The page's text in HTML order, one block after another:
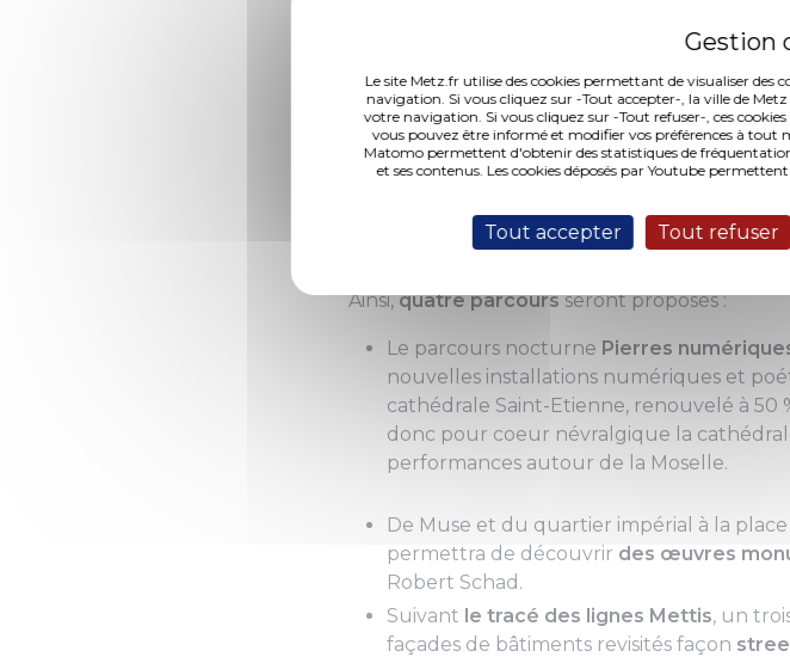
Le site Metz.fr utilise des cookies permettant de visualiser
navigation. Si vous cliquez sur -Tout accepter-, la ville de
votre navigation. Si vous cliquez sur -Tout refuser-, ces
vous pouvez être informé et modifier vos préférences à tout
Matomo permettent d'obtenir des statistiques de
et ses contenus. Les cookies déposés par Youtube
Tout accepter Tout refuser
festive et populaire,
première encourageante, donc : c'est
renouvelé et enrichi en 2018, du 28 juin au
Sans tout dévoiler bien sûr d'une
nouveaux lieux à investir et à imaginer ; de
Croix aux Iles et à la Comédie ; de nouveaux
Ainsi,quatre parcoursseront proposés :
Le parcours nocturne Pierres
nouvelles installations numériques et
cathédrale Saint-Etienne, renouvelé à 50
donc pour coeur névralgique la
performances autour de la Moselle.
De Muse et du quartier impérial à la
permettra de découvrir des œuvres
Robert Schad.
Suivant le tracé des lignes Mettis, un
façades de bâtiments revisités façon